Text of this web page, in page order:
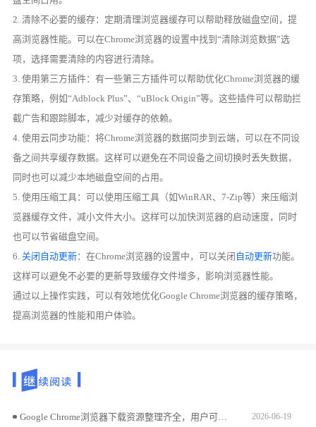
2. 清除不必要的缓存：定期清理浏览器缓存可以帮助释放磁盘空间，提
高浏览器性能。可以在Chrome浏览器的设置中找到“清除浏览数据”选
项，选择需要清除的内容进行清除。
3. 使用第三方插件：有一些第三方插件可以帮助优化Chrome浏览器的缓
存策略，例如“Adblock Plus”、“uBlock Origin”等。这些插件可以帮助拦
截广告和跟踪脚本，减少对缓存的依赖。
4. 使用云同步功能：将Chrome浏览器的数据同步到云端，可以在不同设
备之间共享缓存数据。这样可以避免在不同设备之间切换时丢失数据，
同时也可以减少本地磁盘空间的占用。
5. 使用压缩工具：可以使用压缩工具（如WinRAR、7-Zip等）来压缩浏
览器缓存文件，减小文件大小。这样可以加快浏览器的启动速度，同时
也可以节省磁盘空间。
6.关闭自动更新：在Chrome浏览器的设置中，可以关闭 自动更新功能。
这样可以避免不必要的更新导致缓存文件增多，影响浏览器性能。
通过以上操作实践，可以有效地优化Google Chrome浏览器的缓存策略，
提高浏览器的性能和用户体验。
Google Chrome浏览器下载资源整理齐全，用户可通过官方渠道安全获取浏览器，提高下载效率和安全性。 2026-06-19